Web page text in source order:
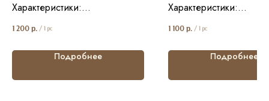
Характеристики:
Размер: 19*35 см
Состав: кедр
Вес: 300 гр
1 200 р. / 1 pc
Подробнее
Характеристики:
Размер: 15*32,
19*42,2 см
Состав: кедр
1 100 р. / 1 pc
Подробнее